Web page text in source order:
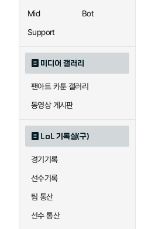
Mid
Bot
Support
미디어 갤러리
팬아트 카툰 갤러리
동영상 게시판
LoL 기록실(구)
경기기록
선수기록
팀 통산
선수 통산